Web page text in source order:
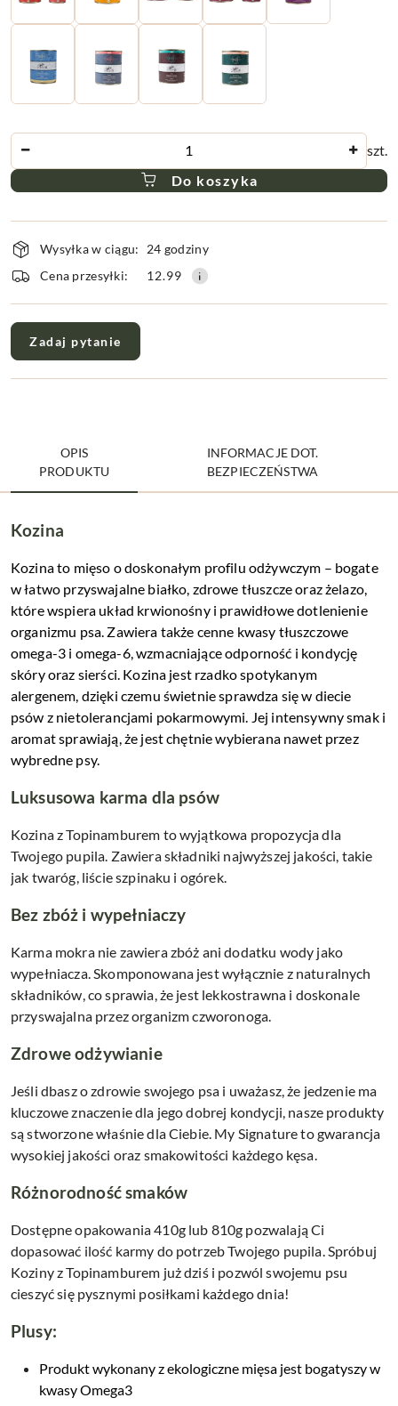
szt.
Do koszyka
Dostępność
i
dostawa
Wysyłka w ciągu:
24 godziny
Cena przesyłki:
12.99
Zadaj pytanie
OPIS
PRODUKTU
INFORMACJE DOT.
BEZPIECZEŃSTWA
Kozina
Kozina to mięso o doskonałym profilu odżywczym – bogate
w łatwo przyswajalne białko, zdrowe tłuszcze oraz żelazo,
które wspiera układ krwionośny i prawidłowe dotlenienie
organizmu psa. Zawiera także cenne kwasy tłuszczowe
omega-3 i omega-6, wzmacniające odporność i kondycję
skóry oraz sierści. Kozina jest rzadko spotykanym
alergenem, dzięki czemu świetnie sprawdza się w diecie
psów z nietolerancjami pokarmowymi. Jej intensywny smak i
aromat sprawiają, że jest chętnie wybierana nawet przez
wybredne psy.
Luksusowa karma dla psów
Kozina z Topinamburem to wyjątkowa propozycja dla
Twojego pupila. Zawiera składniki najwyższej jakości, takie
jak twaróg, liście szpinaku i ogórek.
Bez zbóż i wypełniaczy
Karma mokra nie zawiera zbóż ani dodatku wody jako
wypełniacza. Skomponowana jest wyłącznie z naturalnych
składników, co sprawia, że jest lekkostrawna i doskonale
przyswajalna przez organizm czworonoga.
Zdrowe odżywianie
Jeśli dbasz o zdrowie swojego psa i uważasz, że jedzenie ma
kluczowe znaczenie dla jego dobrej kondycji, nasze produkty
są stworzone właśnie dla Ciebie. My Signature to gwarancja
wysokiej jakości oraz smakowitości każdego kęsa.
Różnorodność smaków
Dostępne opakowania 410g lub 810g pozwalają Ci
dopasować ilość karmy do potrzeb Twojego pupila. Spróbuj
Koziny z Topinamburem już dziś i pozwól swojemu psu
cieszyć się pysznymi posiłkami każdego dnia!
Plusy:
Produkt wykonany z ekologiczne mięsa jest bogatyszy w
kwasy Omega3